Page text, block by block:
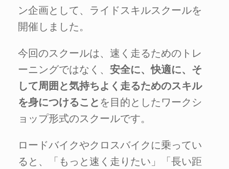
ン企画として、ライドスキルスクールを
開催しました。
今回のスクールは、速く走るためのトレ
ーニングではなく、 安全に、快適に、そ
して周囲と気持ちよく走るためのスキル
を身につけることを目的としたワークシ
ョップ形式のスクールです。
ロードバイクやクロスバイクに乗ってい
ると、「もっと速く走りたい」「長い距